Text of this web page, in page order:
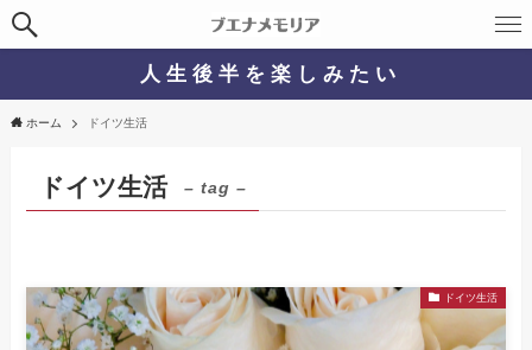
人 生 後 半 を 楽 し み た い
ホーム ドイツ生活
ドイツ生活 – tag –
ドイツ生活